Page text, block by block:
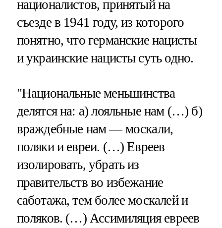
националистов, принятый на
съезде в 1941 году, из которого
понятно, что германские нацисты
и украинские нацисты суть одно.
"Национальные меньшинства
делятся на: а) лояльные нам (…) б)
враждебные нам — москали,
поляки и евреи. (…) Евреев
изолировать, убрать из
правительств во избежание
саботажа, тем более москалей и
поляков. (…) Ассимиляция евреев